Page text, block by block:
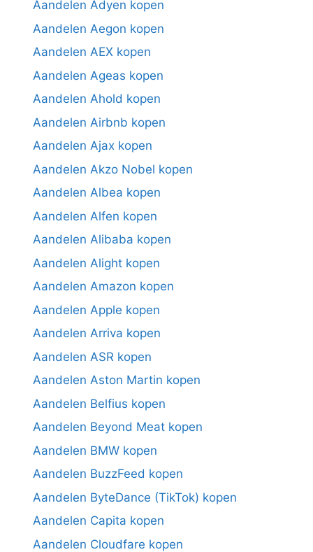
Aandelen Adyen kopen
Aandelen Aegon kopen
Aandelen AEX kopen
Aandelen Ageas kopen
Aandelen Ahold kopen
Aandelen Airbnb kopen
Aandelen Ajax kopen
Aandelen Akzo Nobel kopen
Aandelen Albea kopen
Aandelen Alfen kopen
Aandelen Alibaba kopen
Aandelen Alight kopen
Aandelen Amazon kopen
Aandelen Apple kopen
Aandelen Arriva kopen
Aandelen ASR kopen
Aandelen Aston Martin kopen
Aandelen Belfius kopen
Aandelen Beyond Meat kopen
Aandelen BMW kopen
Aandelen BuzzFeed kopen
Aandelen ByteDance (TikTok) kopen
Aandelen Capita kopen
Aandelen Cloudfare kopen